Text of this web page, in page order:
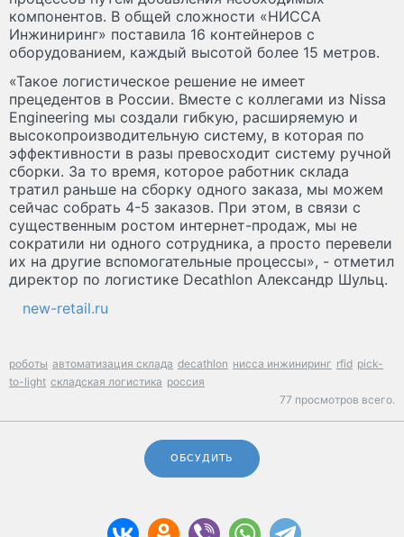
компонентов. В общей сложности «НИССА
Инжиниринг» поставила 16 контейнеров с
оборудованием, каждый высотой более 15 метров.
«Такое логистическое решение не имеет
прецедентов в России. Вместе с коллегами из Nissa
Engineering мы создали гибкую, расширяемую и
высокопроизводительную систему, в которая по
эффективности в разы превосходит систему ручной
сборки. За то время, которое работник склада
тратил раньше на сборку одного заказа, мы можем
сейчас собрать 4-5 заказов. При этом, в связи с
существенным ростом интернет-продаж, мы не
сократили ни одного сотрудника, а просто перевели
их на другие вспомогательные процессы», - отметил
директор по логистике Decathlon Александр Шульц.
new-retail.ru
роботы автоматизация склада decathlon нисса инжиниринг rfid pick-
to-light складская логистика россия
77 просмотров всего.
ОБСУДИТЬ